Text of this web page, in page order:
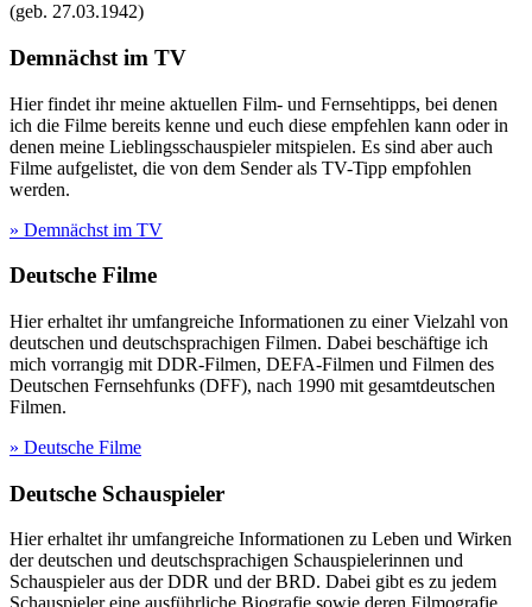
(geb. 27.03.1942)
Demnächst im TV
Hier findet ihr meine aktuellen Film- und Fernsehtipps, bei denen
ich die Filme bereits kenne und euch diese empfehlen kann oder in
denen meine Lieblingsschauspieler mitspielen. Es sind aber auch
Filme aufgelistet, die von dem Sender als TV-Tipp empfohlen
werden.
» Demnächst im TV
Deutsche Filme
Hier erhaltet ihr umfangreiche Informationen zu einer Vielzahl von
deutschen und deutschsprachigen Filmen. Dabei beschäftige ich
mich vorrangig mit DDR-Filmen, DEFA-Filmen und Filmen des
Deutschen Fernsehfunks (DFF), nach 1990 mit gesamtdeutschen
Filmen.
» Deutsche Filme
Deutsche Schauspieler
Hier erhaltet ihr umfangreiche Informationen zu Leben und Wirken
der deutschen und deutschsprachigen Schauspielerinnen und
Schauspieler aus der DDR und der BRD. Dabei gibt es zu jedem